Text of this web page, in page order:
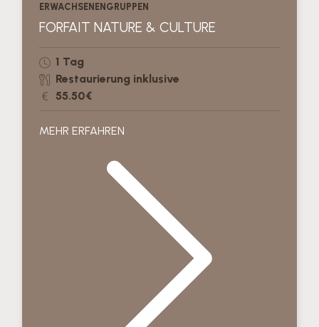
ERWACHSENENGRUPPEN
FORFAIT NATURE & CULTURE
1 Tag
Restaurierung inklusive
55.50€
MEHR ERFAHREN